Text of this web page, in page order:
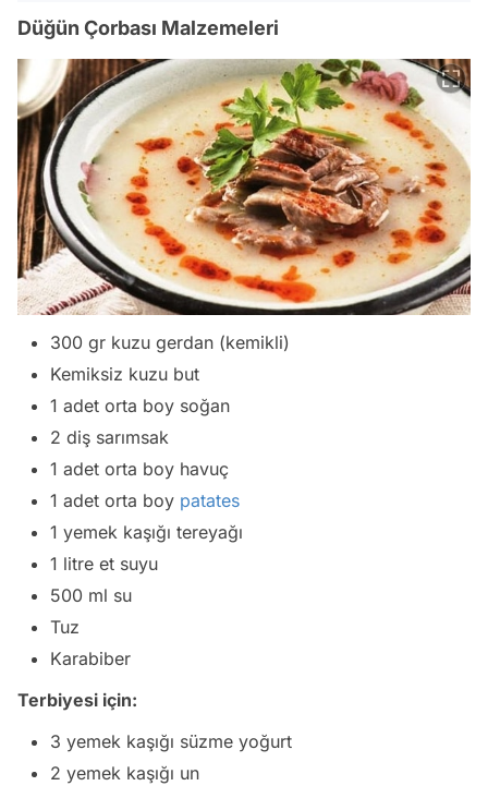
Düğün Çorbası Malzemeleri
300 gr kuzu gerdan (kemikli)
Kemiksiz kuzu but
1 adet orta boy soğan
2 diş sarımsak
1 adet orta boy havuç
1 adet orta boy patates
1 yemek kaşığı tereyağı
1 litre et suyu
500 ml su
Tuz
Karabiber
Terbiyesi için:
3 yemek kaşığı süzme yoğurt
2 yemek kaşığı un